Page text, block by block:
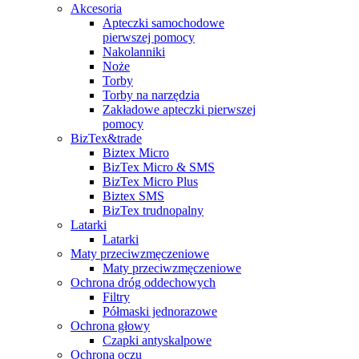
Akcesoria
Apteczki samochodowe
pierwszej pomocy
Nakolanniki
Noże
Torby
Torby na narzędzia
Zakładowe apteczki pierwszej
pomocy
BizTex&trade
Biztex Micro
BizTex Micro & SMS
BizTex Micro Plus
Biztex SMS
BizTex trudnopalny
Latarki
Latarki
Maty przeciwzmęczeniowe
Maty przeciwzmęczeniowe
Ochrona dróg oddechowych
Filtry
Półmaski jednorazowe
Ochrona głowy
Czapki antyskalpowe
Ochrona oczu